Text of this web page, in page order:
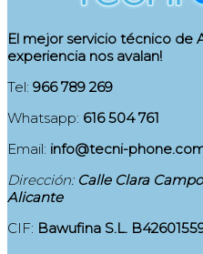
El mejor servicio técnico de
experiencia nos avalan!
Tel: 966 789 269
Whatsapp: 616 504 761
Email: info@tecni-
Dirección: Calle Clara
Alicante
CIF: Bawufina S.L.